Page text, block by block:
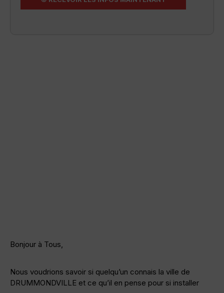
Bonjour à Tous,
Nous voudrions savoir si quelqu’un connais la ville de
DRUMMONDVILLE et ce qu’il en pense pour si installer